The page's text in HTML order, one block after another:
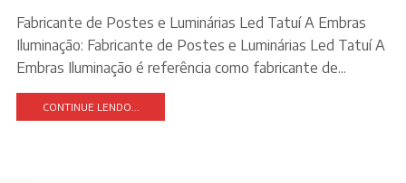
Fabricante de Postes e Luminárias Led Tatuí A Embras
Iluminação: Fabricante de Postes e Luminárias Led Tatuí A
Embras Iluminação é referência como fabricante de...
CONTINUE LENDO...